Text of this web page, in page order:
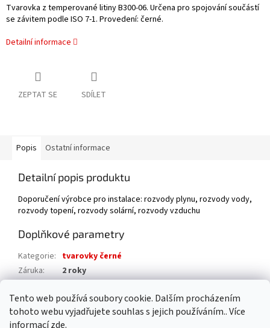
Tento web používá soubory cookie. Dalším procházením
tohoto webu vyjadřujete souhlas s jejich používáním.. Více
informacízde.
Tvarovka z temperované litiny B300-06. Určena pro spojování součástí
se závitem podle ISO 7-1. Provedení: černé.
Detailní informace
ZEPTAT SE SDÍLET
Popis Ostatní informace
Detailní popis produktu
Doporučení výrobce pro instalace: rozvody plynu, rozvody vody,
rozvody topení, rozvody solární, rozvody vzduchu
Doplňkové parametry
Kategorie: tvarovky černé
Záruka:
2 roky
EAN: 8592018464179